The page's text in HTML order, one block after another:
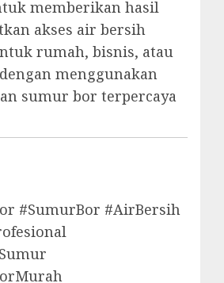
memberikan hasil
akses air bersih
rumah, bisnis, atau
menggunakan
sumur bor terpercaya
#SumurBor #AirBersih